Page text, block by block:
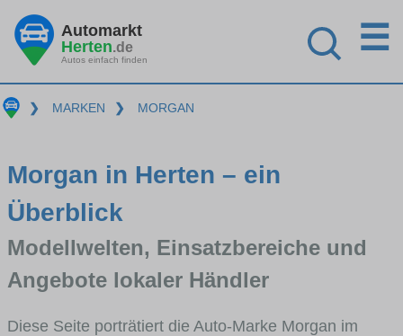
Automarkt
Herten.de
Autos einfach finden
☰
❯ MARKEN ❯ MORGAN
Morgan in Herten – ein
Überblick
Modellwelten, Einsatzbereiche und
Angebote lokaler Händler
Diese Seite porträtiert die Auto-Marke Morgan im